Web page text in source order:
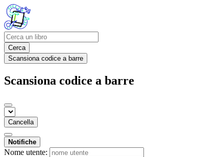
Cerca
Scansiona codice a barre
Scansiona codice a barre
Cancella
Notifiche
Nome utente: